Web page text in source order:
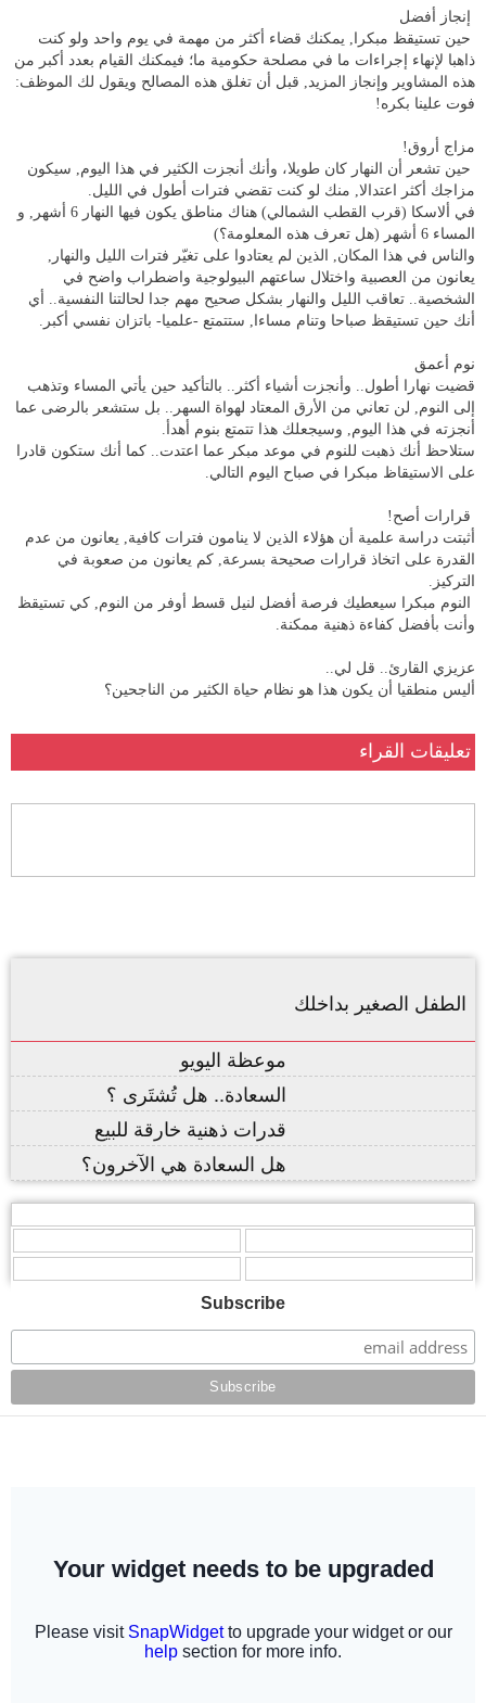
إنجاز أفضل
حين تستيقظ مبكرا, يمكنك قضاء أكثر من مهمة في يوم واحد ولو كنت
ذاهبا لإنهاء إجراءات ما في مصلحة حكومية ما؛ فيمكنك القيام بعدد أكبر من
هذه المشاوير وإنجاز المزيد, قبل أن تغلق هذه المصالح ويقول لك الموظف:
فوت علينا بكره!
مزاج أروق!
حين تشعر أن النهار كان طويلا، وأنك أنجزت الكثير في هذا اليوم, سيكون
مزاجك أكثر اعتدالا, منك لو كنت تقضي فترات أطول في الليل.
في ألاسكا (قرب القطب الشمالي) هناك مناطق يكون فيها النهار 6 أشهر, و
المساء 6 أشهر (هل تعرف هذه المعلومة؟)
والناس في هذا المكان, الذين لم يعتادوا على تغيّر فترات الليل والنهار,
يعانون من العصبية واختلال ساعتهم البيولوجية واضطراب واضح في
الشخصية.. تعاقب الليل والنهار بشكل صحيح مهم جدا لحالتنا النفسية.. أي
أنك حين تستيقظ صباحا وتنام مساءا, ستتمتع -علميا- باتزان نفسي أكبر.
نوم أعمق
قضيت نهارا أطول.. وأنجزت أشياء أكثر.. بالتأكيد حين يأتي المساء وتذهب
إلى النوم, لن تعاني من الأرق المعتاد لهواة السهر.. بل ستشعر بالرضى عما
أنجزته في هذا اليوم, وسيجعلك هذا تتمتع بنوم أهدأ.
ستلاحظ أنك ذهبت للنوم في موعد مبكر عما اعتدت.. كما أنك ستكون قادرا
على الاستيقاظ مبكرا في صباح اليوم التالي.
قرارات أصح!
أثبتت دراسة علمية أن هؤلاء الذين لا ينامون فترات كافية, يعانون من عدم
القدرة على اتخاذ قرارات صحيحة بسرعة, كم يعانون من صعوبة في
التركيز.
النوم مبكرا سيعطيك فرصة أفضل لنيل قسط أوفر من النوم, كي تستيقظ
وأنت بأفضل كفاءة ذهنية ممكنة.
عزيزي القارئ.. قل لي..
أليس منطقيا أن يكون هذا هو نظام حياة الكثير من الناجحين؟
تعليقات القراء
الطفل الصغير بداخلك
موعظة اليويو
السعادة.. هل تُشتَرى ؟
قدرات ذهنية خارقة للبيع
هل السعادة هي الآخرون؟
Subscribe